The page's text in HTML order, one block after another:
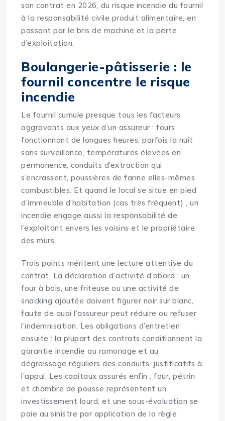
son contrat en 2026, du risque incendie du fournil
à la responsabilité civile produit alimentaire, en
passant par le bris de machine et la perte
d’exploitation.
Boulangerie-pâtisserie : le
fournil concentre le risque
incendie
Le fournil cumule presque tous les facteurs
aggravants aux yeux d’un assureur : fours
fonctionnant de longues heures, parfois la nuit
sans surveillance, températures élevées en
permanence, conduits d’extraction qui
s’encrassent, poussières de farine elles-mêmes
combustibles. Et quand le local se situe en pied
d’immeuble d’habitation (cas très fréquent) , un
incendie engage aussi la responsabilité de
l’exploitant envers les voisins et le propriétaire
des murs.
Trois points méritent une lecture attentive du
contrat. La déclaration d’activité d’abord : un
four à bois, une friteuse ou une activité de
snacking ajoutée doivent figurer noir sur blanc,
faute de quoi l’assureur peut réduire ou refuser
l’indemnisation. Les obligations d’entretien
ensuite : la plupart des contrats conditionnent la
garantie incendie au ramonage et au
dégraissage réguliers des conduits, justificatifs à
l’appui. Les capitaux assurés enfin : four, pétrin
et chambre de pousse représentent un
investissement lourd, et une sous-évaluation se
paie au sinistre par application de la règle